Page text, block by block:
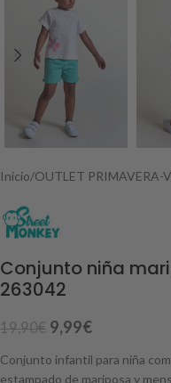
Inicio/OUTLET PRIMAVERA-
Conjunto niña
263042
19,90€ 9,99€
Conjunto infantil para niña
estampado de mariposa y